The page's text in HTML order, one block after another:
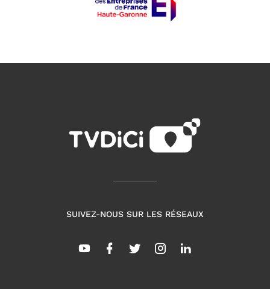
SUIVEZ-NOUS SUR LES RÉSEAUX